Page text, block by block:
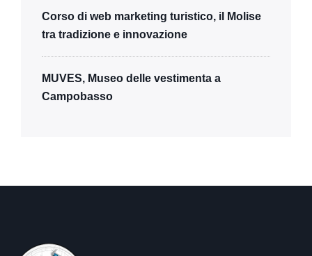
Corso di web marketing turistico, il Molise
tra tradizione e innovazione
MUVES, Museo delle vestimenta a
Campobasso